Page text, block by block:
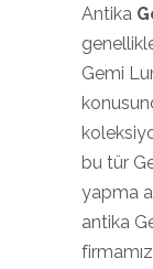
Antika
Gemi
bu tür
yapma
antika